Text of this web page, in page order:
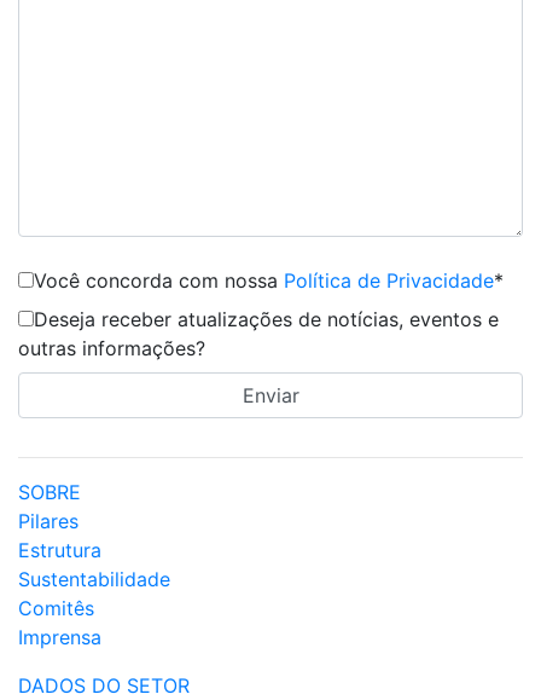
Você concorda com nossa Política de Privacidade*
Deseja receber atualizações de notícias, eventos e
outras informações?
SOBRE
Pilares
Estrutura
Sustentabilidade
Comitês
Imprensa
DADOS DO SETOR